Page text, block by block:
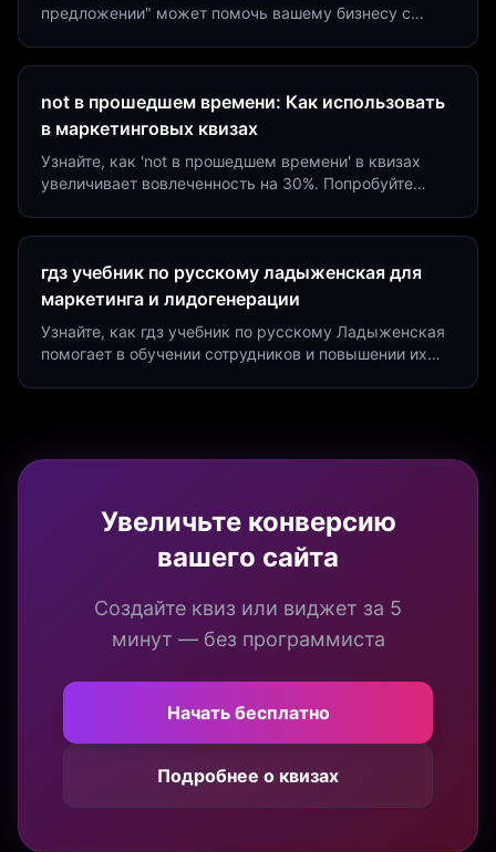
предложении" может помочь вашему бизнесу с
not в прошедшем времени: Как использовать
в маркетинговых квизах
Узнайте, как 'not в прошедшем времени' в квизах
увеличивает вовлеченность на 30%. Попробуйте
гдз учебник по русскому ладыженская для
маркетинга и лидогенерации
Узнайте, как гдз учебник по русскому Ладыженская
помогает в обучении сотрудников и повышении их
Увеличьте конверсию
вашего сайта
Создайте квиз или виджет за 5
минут — без программиста
Начать бесплатно
Подробнее о квизах